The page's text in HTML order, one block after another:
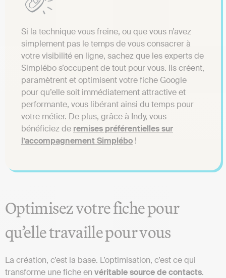
Si la technique vous freine, ou que vous n’avez
simplement pas le temps de vous consacrer à
votre visibilité en ligne, sachez que les experts de
Simplébo s’occupent de tout pour vous. Ils créent,
paramètrent et optimisent votre fiche Google
pour qu’elle soit immédiatement attractive et
performante, vous libérant ainsi du temps pour
votre métier. De plus, grâce à Indy, vous
bénéficiez de remises préférentielles sur
l’accompagnement Simplébo !
Optimisez votre fiche pour
qu’elle travaille pour vous
La création, c’est la base. L’optimisation, c’est ce qui
transforme une fiche en véritable source de contacts.